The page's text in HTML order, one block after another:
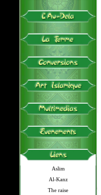
Aslim
Al-Kanz
The raise